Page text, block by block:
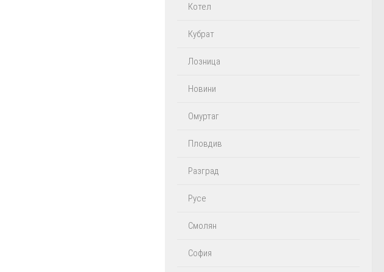
Котел
Кубрат
Лозница
Новини
Омуртаг
Пловдив
Разград
Русе
Смолян
София